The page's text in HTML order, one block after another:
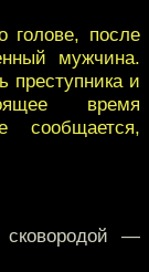
голове, после
мужчина.
преступника и
время
сообщается,
сковородой —